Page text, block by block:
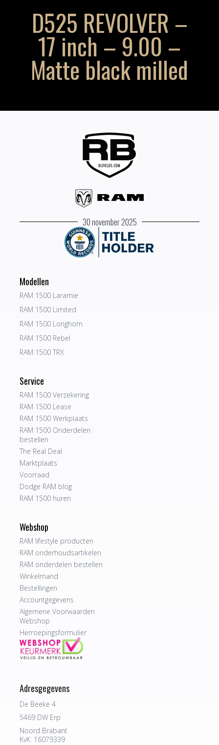
D525 REVOLVER –
17 inch – 9.00 –
Matte black milled
30 november 2025
Modellen
RAM 1500 Laramie
RAM 1500 Limited
RAM 1500 Longhorn
RAM 1500 Rebel
RAM 1500 TRX
Service
RAM 1500 Verzekering
RAM 1500 Lease
RAM 1500 Werkplaats
RAM 1500 Onderdelen
bestellen
The Real Deal
Marktplaats
Voorraad
Dodge RAM blog
RAM 1500 huren
Webshop
RAM lifestyle producten
RAM onderhoudsartikelen
RAM onderdelen bestellen
Winkelmand
Bestellingen
Accountgegevens
Algemene Voorwaarden
Webshop
Herroepingsformulier
Adresgegevens
De Beeke 4
5469 DW Erp
Noord Brabant
KvK: 16079339